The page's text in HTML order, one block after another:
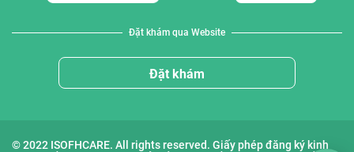
Đặt khám qua Website
Đặt khám
© 2022 ISOFHCARE. All rights reserved. Giấy phép đăng ký kinh